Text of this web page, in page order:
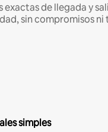
exactas de llegada y
sin compromisos
simples